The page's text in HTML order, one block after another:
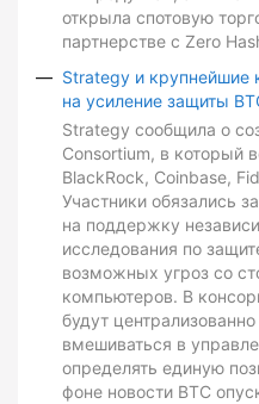
открыла спотовую
партнерстве с Zero
Strategy и крупнейшие
на усиление защиты
Strategy сообщила о
Consortium, в который
BlackRock, Coinbase,
Участники обязались
на поддержку
исследования по
возможных угроз со
компьютеров. В
будут
вмешиваться в
определять единую
фоне новости BTC